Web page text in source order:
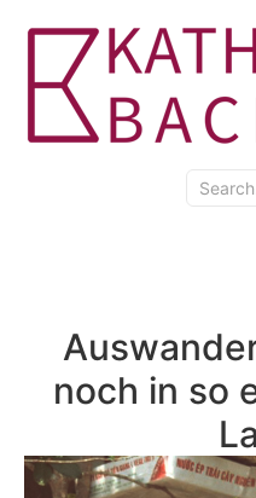
noch in so